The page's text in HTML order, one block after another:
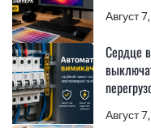
Август
Август
Сердце